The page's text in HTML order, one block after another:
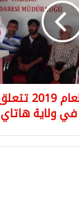
قرارات جديدة
ولاية هاتاي